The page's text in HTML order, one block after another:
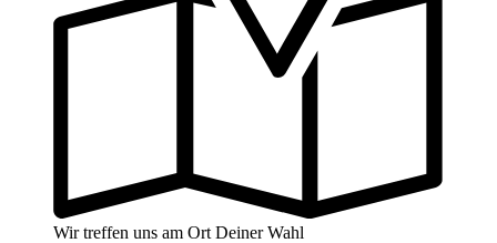
Wir treffen uns am Ort Deiner Wahl